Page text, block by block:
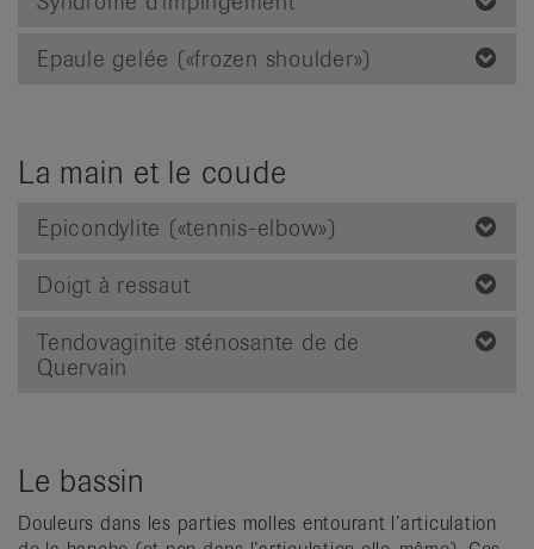
Epaule gelée («frozen shoulder»)
La main et le coude
Epicondylite («tennis-elbow»)
Doigt à ressaut
Tendovaginite sténosante de de
Quervain
Le bassin
Douleurs dans les parties molles entourant l’articulation